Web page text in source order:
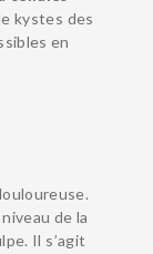
kystes des
en
de la
Il s’agit